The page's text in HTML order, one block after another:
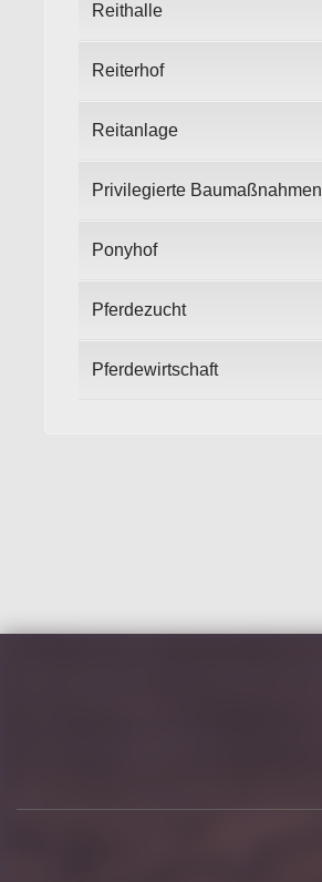
Reithalle
Reiterhof
Reitanlage
Privilegierte Baumaßnahmen
Ponyhof
Pferdezucht
Pferdewirtschaft